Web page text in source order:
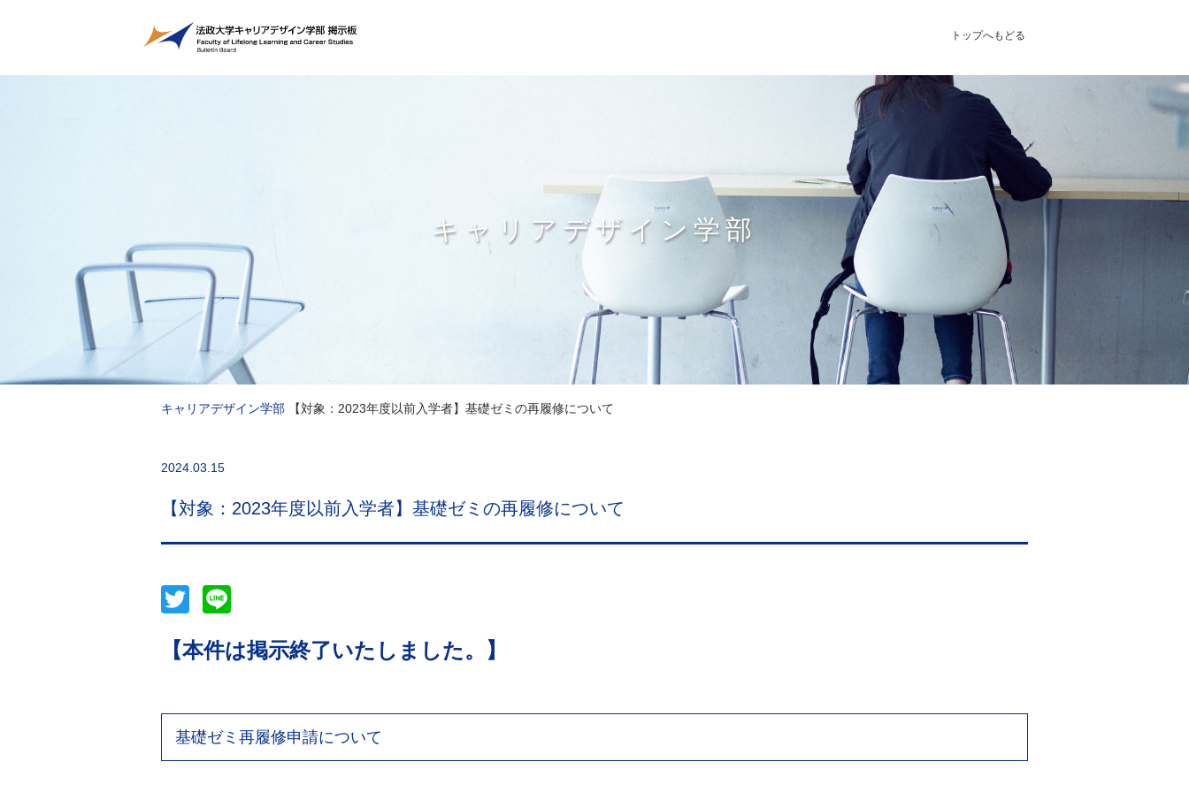
トップへもどる
キャリアデザイン学部
キャリアデザイン学部 【対象：2023年度以前入学者】基礎ゼミの再履修について
2024.03.15
【対象：2023年度以前入学者】基礎ゼミの再履修について
Twitter
【本件は掲示終了いたしました。】
基礎ゼミ再履修申請について